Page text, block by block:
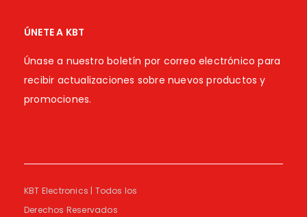
ÚNETE A KBT
Únase a nuestro boletín por correo electrónico para
recibir actualizaciones sobre nuevos productos y
promociones.
KBT Electronics | Todos los
Derechos Reservados